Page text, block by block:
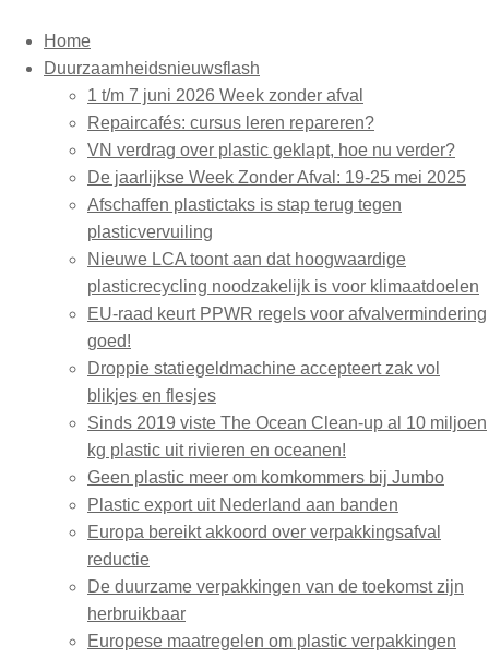
Home
Duurzaamheidsnieuwsflash
1 t/m 7 juni 2026 Week zonder afval
Repaircafés: cursus leren repareren?
VN verdrag over plastic geklapt, hoe nu verder?
De jaarlijkse Week Zonder Afval: 19-25 mei 2025
Afschaffen plastictaks is stap terug tegen
plasticvervuiling
Nieuwe LCA toont aan dat hoogwaardige
plasticrecycling noodzakelijk is voor klimaatdoelen
EU-raad keurt PPWR regels voor afvalvermindering
goed!
Droppie statiegeldmachine accepteert zak vol
blikjes en flesjes
Sinds 2019 viste The Ocean Clean-up al 10 miljoen
kg plastic uit rivieren en oceanen!
Geen plastic meer om komkommers bij Jumbo
Plastic export uit Nederland aan banden
Europa bereikt akkoord over verpakkingsafval
reductie
De duurzame verpakkingen van de toekomst zijn
herbruikbaar
Europese maatregelen om plastic verpakkingen